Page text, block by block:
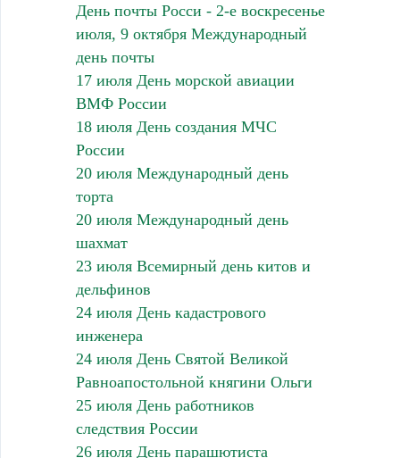
День почты Росси - 2-е воскресенье
июля, 9 октября Международный
день почты
17 июля День морской авиации
ВМФ России
18 июля День создания МЧС
России
20 июля Международный день
торта
20 июля Международный день
шахмат
23 июля Всемирный день китов и
дельфинов
24 июля День кадастрового
инженера
24 июля День Святой Великой
Равноапостольной княгини Ольги
25 июля День работников
следствия России
26 июля День парашютиста